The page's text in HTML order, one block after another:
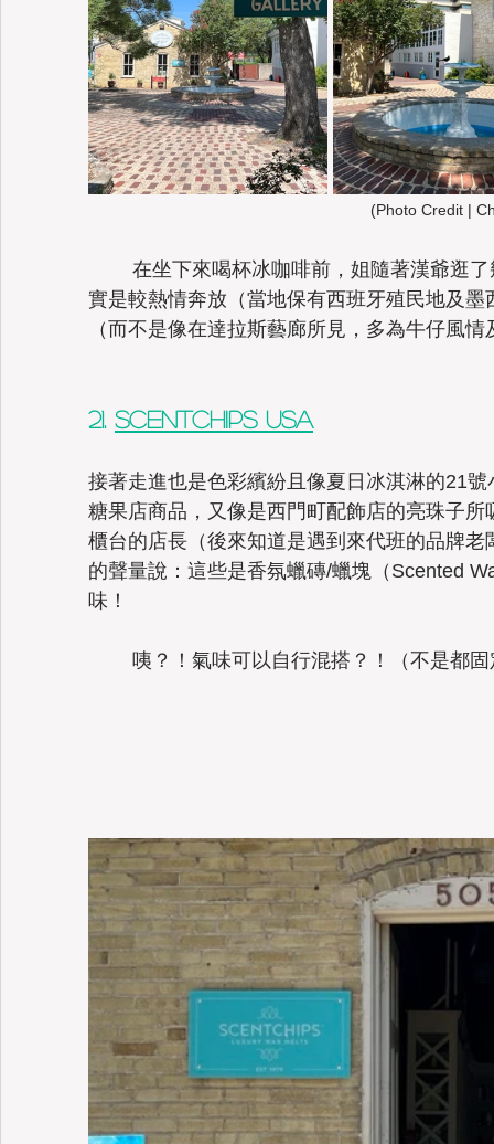
(Photo Credit |
實是較熱情奔放（當地保有西班牙殖民地及
（而不是像在達拉斯藝廊所見，多為牛仔風
21. Scentchips USA
接著走進也是色彩繽紛且像夏日冰淇淋的21
糖果店商品，又像是西門町配飾店的亮珠子
櫃台的店長（後來知道是遇到來代班的品牌
的聲量說：這些是香氛蠟磚/蠟塊（Scented
味！
咦？！氣味可以自行混搭？！（不是都